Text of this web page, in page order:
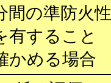
間の準防火性
有すること
かめる場合